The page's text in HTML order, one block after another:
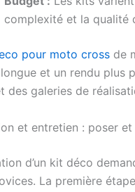
complexité et la qualité
pour moto cross de
et un rendu plus
des galeries de
et entretien : poser
d’un kit déco
La première